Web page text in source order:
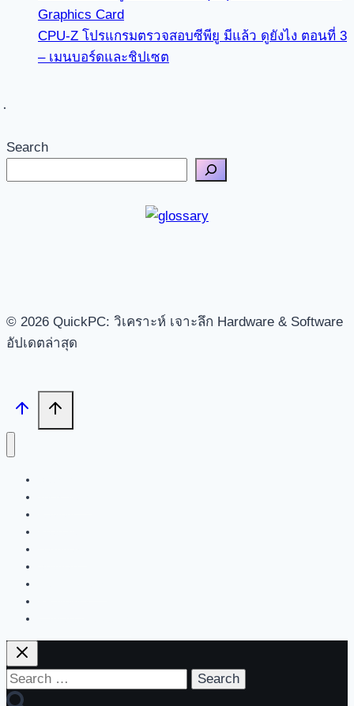
Graphics Card
CPU-Z โปรแกรมตรวจสอบซีพียู มีแล้ว ดูยังไง ตอนที่ 3
– เมนบอร์ดและชิปเซต
Search
© 2026 QuickPC: วิเคราะห์ เจาะลึก Hardware & Software
อัปเดตล่าสุด
Search
for: